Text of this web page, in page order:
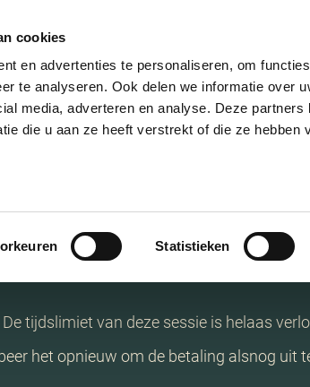
cookies
en advertenties te personaliseren, om
te analyseren. Ook delen we informatie over
media, adverteren en analyse. Deze partners
die u aan ze heeft verstrekt of die ze hebben
Statistieken
De tijdslimiet van deze sessie is helaas
het opnieuw om de betaling alsnog uit